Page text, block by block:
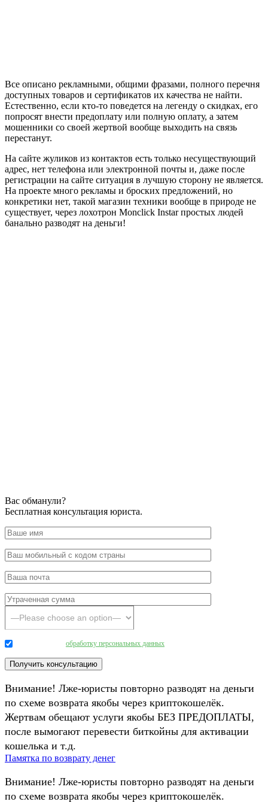
Все описано рекламными, общими фразами, полного перечня
доступных товаров и сертификатов их качества не найти.
Естественно, если кто-то поведется на легенду о скидках, его
попросят внести предоплату или полную оплату, а затем
мошенники со своей жертвой вообще выходить на связь
перестанут.
На сайте жуликов из контактов есть только несуществующий
адрес, нет телефона или электронной почты и, даже после
регистрации на сайте ситуация в лучшую сторону не является.
На проекте много рекламы и броских предложений, но
конкретики нет, такой магазин техники вообще в природе не
существует, через лохотрон Monclick Instar простых людей
банально разводят на деньги!
Вас обманули?
Бесплатная консультация юриста.
обработку персональных данных
Внимание! Лже-юристы повторно разводят на деньги
по схеме возврата якобы через криптокошелёк.
Жертвам обещают услуги якобы БЕЗ ПРЕДОПЛАТЫ,
после вымогают перевести биткойны для активации
кошелька и т.д.
Памятка по возврату денег
Внимание! Лже-юристы повторно разводят на деньги
по схеме возврата якобы через криптокошелёк.